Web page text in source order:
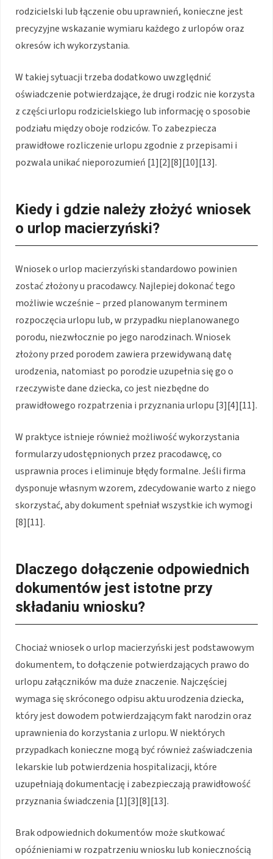
rodzicielski lub łączenie obu uprawnień, konieczne jest
precyzyjne wskazanie wymiaru każdego z urlopów oraz
okresów ich wykorzystania.
W takiej sytuacji trzeba dodatkowo uwzględnić
oświadczenie potwierdzające, że drugi rodzic nie korzysta
z części urlopu rodzicielskiego lub informację o sposobie
podziału między oboje rodziców. To zabezpiecza
prawidłowe rozliczenie urlopu zgodnie z przepisami i
pozwala unikać nieporozumień [1][2][8][10][13].
Kiedy i gdzie należy złożyć wniosek
o urlop macierzyński?
Wniosek o urlop macierzyński standardowo powinien
zostać złożony u pracodawcy. Najlepiej dokonać tego
możliwie wcześnie – przed planowanym terminem
rozpoczęcia urlopu lub, w przypadku nieplanowanego
porodu, niezwłocznie po jego narodzinach. Wniosek
złożony przed porodem zawiera przewidywaną datę
urodzenia, natomiast po porodzie uzupełnia się go o
rzeczywiste dane dziecka, co jest niezbędne do
prawidłowego rozpatrzenia i przyznania urlopu [3][4][11].
W praktyce istnieje również możliwość wykorzystania
formularzy udostępnionych przez pracodawcę, co
usprawnia proces i eliminuje błędy formalne. Jeśli firma
dysponuje własnym wzorem, zdecydowanie warto z niego
skorzystać, aby dokument spełniał wszystkie ich wymogi
[8][11].
Dlaczego dołączenie odpowiednich
dokumentów jest istotne przy
składaniu wniosku?
Chociaż wniosek o urlop macierzyński jest podstawowym
dokumentem, to dołączenie potwierdzających prawo do
urlopu załączników ma duże znaczenie. Najczęściej
wymaga się skróconego odpisu aktu urodzenia dziecka,
który jest dowodem potwierdzającym fakt narodzin oraz
uprawnienia do korzystania z urlopu. W niektórych
przypadkach konieczne mogą być również zaświadczenia
lekarskie lub potwierdzenia hospitalizacji, które
uzupełniają dokumentację i zabezpieczają prawidłowość
przyznania świadczenia [1][3][8][13].
Brak odpowiednich dokumentów może skutkować
opóźnieniami w rozpatrzeniu wniosku lub koniecznością